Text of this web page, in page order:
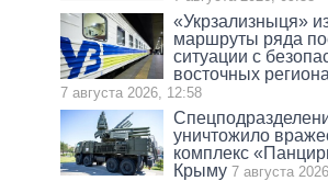
«Укрзализныця»
маршруты ряда
ситуации с
восточных
7 августа 2026, 12:58
уничтожило
комплекс
Крыму 7 августа